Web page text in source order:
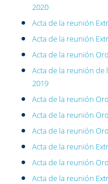
2020
Acta de la reunión
Acta de la reunión
Acta de la reunión
Acta de la reunión de
2019
Acta de la reunión
Acta de la reunión
Acta de la reunión
Acta de la reunión
Acta de la reunión
Acta de la reunión